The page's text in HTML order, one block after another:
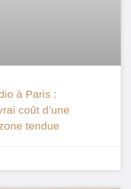
à Paris :
coût d’une
tendue